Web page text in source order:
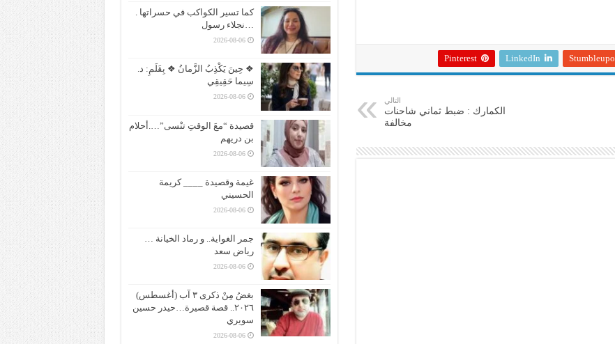
LinkedIn
Pinterest
التالي
الكمارك : ضبط ثماني شاحنات
مخالفة
كما تسير الكواكب في حسراتها .
…نجلاء رسول
2026-08-06
❖ حِينَ يَكْذِبُ الزَّمانُ ❖ بِقَلَمِ: د.
سِيما حَقِيقِي
2026-08-06
قصيدة “معَ الوقتِ تنْسى”….أحلام
بن دريهم
2026-08-06
غيمة وقصيدة ____ كريمة
الحسيني
2026-08-06
جمر الغواية.. و رماد الخيانة …
رياض سعد
2026-08-06
بغضُ مِنْ ذكرى ٣ آب (أغسطس)
٢٠٢٦.. قصة قصيرة…حيدر حسين
سويري
2026-08-06